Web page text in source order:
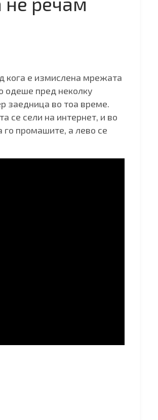
кога е измислена мрежата
одеше пред неколку
заедница во тоа време.
се сели на интернет, и во
го промашите, а лево се